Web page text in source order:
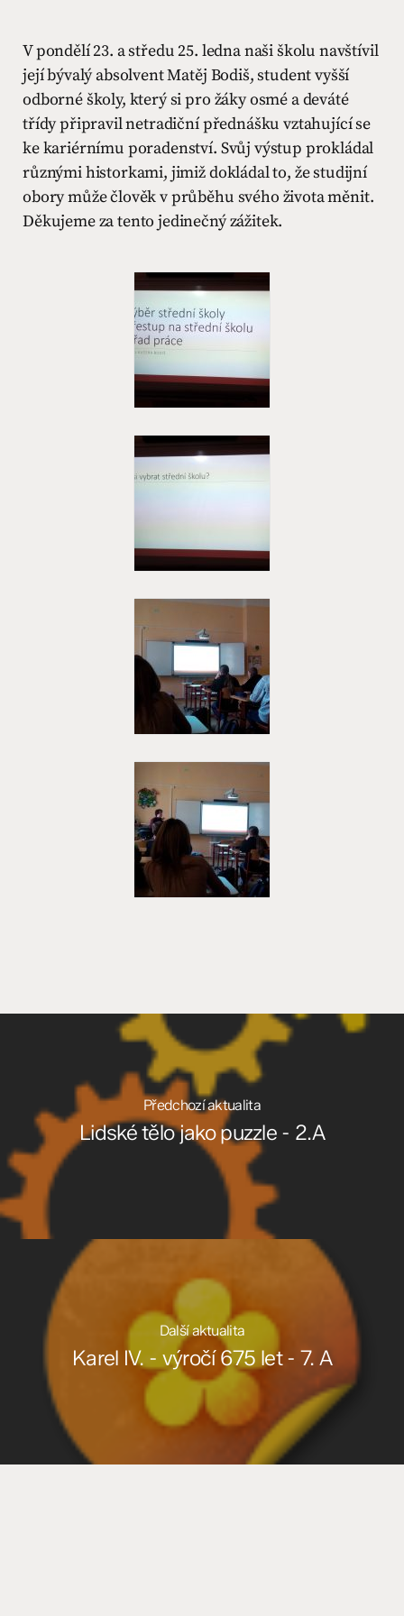
V pondělí 23. a středu 25. ledna naši školu navštívil
její bývalý absolvent Matěj Bodiš, student vyšší
odborné školy, který si pro žáky osmé a deváté
třídy připravil netradiční přednášku vztahující se
ke kariérnímu poradenství. Svůj výstup prokládal
různými historkami, jimiž dokládal to, že studijní
obory může člověk v průběhu svého života měnit.
Děkujeme za tento jedinečný zážitek.
Předchozí aktualita
Lidské tělo jako puzzle - 2.A
Další aktualita
Karel IV. - výročí 675 let - 7. A